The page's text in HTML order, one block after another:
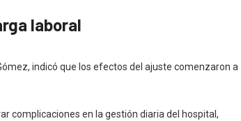
laboral
indicó que los efectos del ajuste comenzaron a
complicaciones en la gestión diaria del hospital,